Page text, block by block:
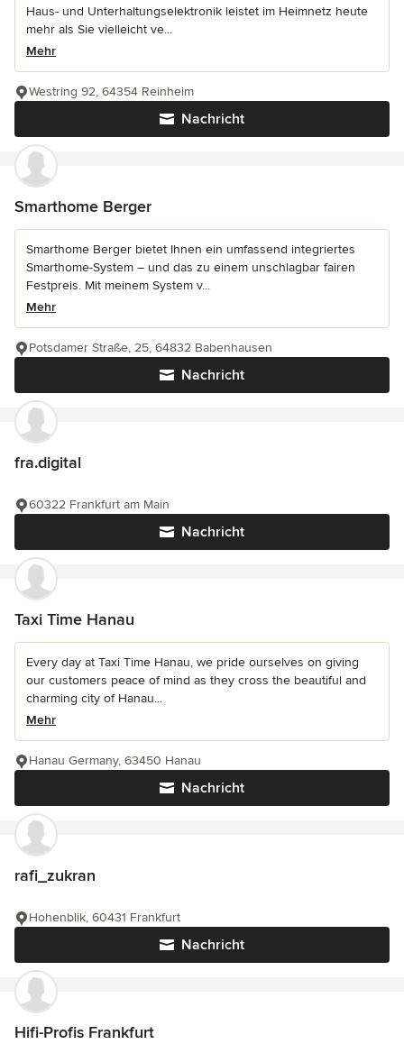
Haus- und Unterhaltungselektronik leistet im Heimnetz heute
mehr als Sie vielleicht ve...
Mehr
Nachricht
Westring 92, 64354 Reinheim
Smarthome Berger
Smarthome Berger bietet Ihnen ein umfassend integriertes
Smarthome-System – und das zu einem unschlagbar fairen
Festpreis. Mit meinem System v...
Mehr
Nachricht
Potsdamer Straße, 25, 64832 Babenhausen
fra.digital
Nachricht
60322 Frankfurt am Main
Taxi Time Hanau
Every day at Taxi Time Hanau, we pride ourselves on giving
our customers peace of mind as they cross the beautiful and
charming city of Hanau...
Mehr
Nachricht
Hanau Germany, 63450 Hanau
rafi_zukran
Nachricht
Hohenblik, 60431 Frankfurt
Hifi-Profis Frankfurt